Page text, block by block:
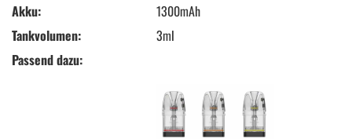
Akku:
1300mAh
Tankvolumen:
3ml
Passend dazu: